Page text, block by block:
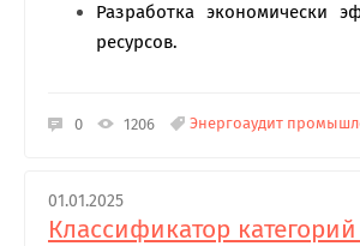
Разработка экономически
ресурсов.
0 1206 Энергоаудит
01.01.2025
Классификатор